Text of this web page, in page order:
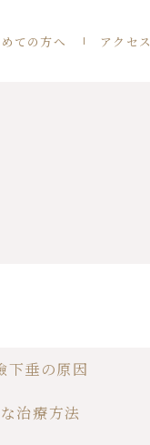
ての方へ アクセス
下垂の原因
治療方法